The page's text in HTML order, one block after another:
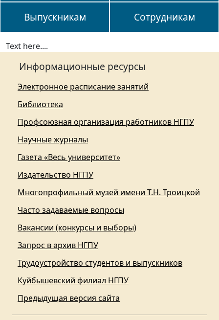
Выпускникам Сотрудникам
Text here....
Информационные ресурсы
Электронное расписание занятий
Библиотека
Профсоюзная организация работников НГПУ
Научные журналы
Газета «Весь университет»
Издательство НГПУ
Многопрофильный музей имени Т.Н. Троицкой
Часто задаваемые вопросы
Вакансии (конкурсы и выборы)
Запрос в архив НГПУ
Трудоустройство студентов и выпускников
Куйбышевский филиал НГПУ
Предыдущая версия сайта